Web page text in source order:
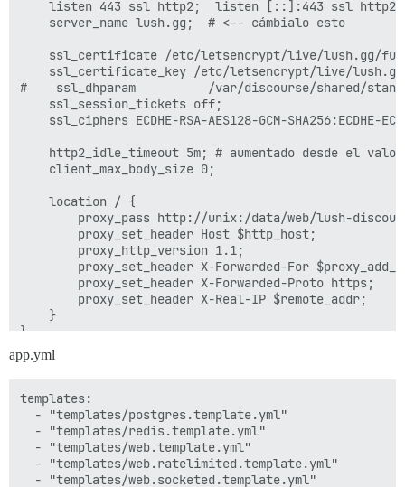
    listen 443 ssl http2;  listen [::]:443 ssl http2;
    server_name lush.gg;  # <-- cámbialo esto
ssl_certificate /etc/letsencrypt/live/lush.gg/
ssl_certificate_key /etc/letsencrypt/live/
#    ssl_dhparam          /var/discourse/shared/
    ssl_session_tickets off;
ssl_ciphers ECDHE-RSA-AES128-GCM-SHA256:ECDHE-
http2_idle_timeout 5m; # aumentado desde el
    client_max_body_size 0;
    location / {
proxy_pass http://unix:/data/web/lush-
        proxy_set_header Host $http_host;
        proxy_http_version 1.1;
proxy_set_header X-Forwarded-For
        proxy_set_header X-Forwarded-Proto https;
        proxy_set_header X-Real-IP $remote_addr;
    }
}
app.yml
templates:
  - "templates/postgres.template.yml"
  - "templates/redis.template.yml"
  - "templates/web.template.yml"
  - "templates/web.ratelimited.template.yml"
  - "templates/web.socketed.template.yml"